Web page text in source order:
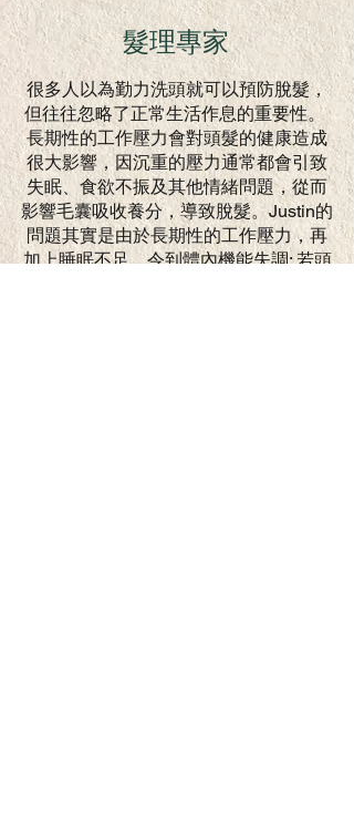
髮理專家
很多人以為勤力洗頭就可以預防脫髮，
但往往忽略了正常生活作息的重要性。
長期性的工作壓力會對頭髮的健康造成
很大影響，因沉重的壓力通常都會引致
失眠、食欲不振及其他情緒問題，從而
影響毛囊吸收養分，導致脫髮。Justin的
問題其實是由於長期性的工作壓力，再
加上睡眠不足，令到體內機能失調; 若頭